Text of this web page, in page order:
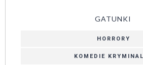
GATUNKI
HORRORY
KOMEDIE